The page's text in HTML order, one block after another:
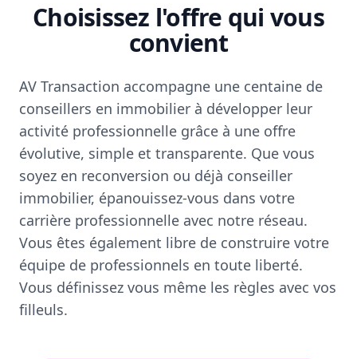
Choisissez l'offre qui vous
convient
AV Transaction accompagne une centaine de
conseillers en immobilier à développer leur
activité professionnelle grâce à une offre
évolutive, simple et transparente. Que vous
soyez en reconversion ou déjà conseiller
immobilier, épanouissez-vous dans votre
carrière professionnelle avec notre réseau.
Vous êtes également libre de construire votre
équipe de professionnels en toute liberté.
Vous définissez vous même les règles avec vos
filleuls.